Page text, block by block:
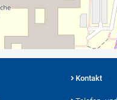
Kontakt